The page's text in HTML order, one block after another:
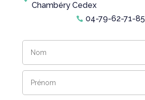
Chambéry Cedex
 04-79-62-71-85